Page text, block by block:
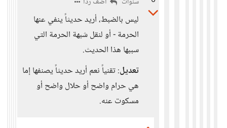
ليس بالضبط، أريد حديثاً ينفي عنها
الحرمة - أو لنقل شبهة الحرمة التي
سببها هذا الحديث.
تعديل: تقنياً نعم أريد حديثاً يصنفها إما
هي حرام واضح أو حلال واضح أو
مسكوت عنه.